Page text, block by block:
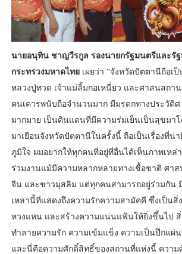
นายอนุทิน ชาญวีรกูล รองนายกรัฐมนตรีและรั
กระทรวงมหาดไทยเผยว่า “จังหวัดปัตตานีถือเ
หลวงปู่ทวด เจ้าแม่ลิ้มกอเหนี่ยว และศาสนสถา
คนเคารพนับถือจำนวนมาก มีมรดกทางประวัติ
มากมาย เป็นดินแดนที่มีความร่มเย็นเป็นสุขมา
มาเยือนจังหวัดปัตตานีในครั้งนี้ ถือเป็นเรื่องที่น่
ภูมิใจ ผมอยากให้ทุกคนที่อยู่ที่อื่นได้เห็นภาพเหล่
ร่วมงานแม้มีความหลากหลายทางเชื้อชาติ ศา
จีน และชาวมุสลิม แต่ทุกคนสามารถอยู่ร่วมกัน
เหล่านี้ที่แสดงถึงความรักความสามัคคี ซึ่งเป็นสิ่
หวงแหน และสร้างความแน่นแฟ้นให้ยิ่งขึ้นไป สิ่
ทำลายความรัก ความเข้มแข็ง ความเป็นปึกแผ่
และนี่คือความศักดิ์สิทธิ์ของสถานที่แห่งนี้ ความ